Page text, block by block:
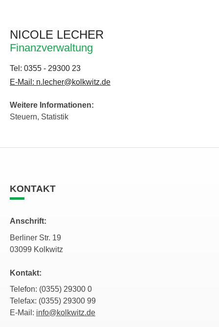
NICOLE LECHER
Finanzverwaltung
Tel: 0355 - 29300 23
E-Mail: n.lecher@kolkwitz.de
Weitere Informationen:
Steuern, Statistik
KONTAKT
Anschrift:
Berliner Str. 19
03099 Kolkwitz
Kontakt:
Telefon: (0355) 29300 0
Telefax: (0355) 29300 99
E-Mail: info@kolkwitz.de